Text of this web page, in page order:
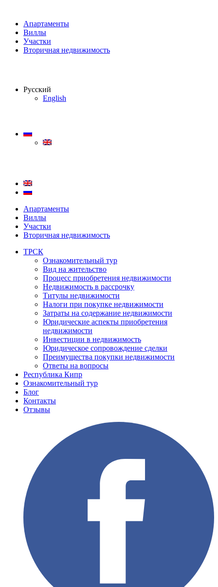
Апартаменты
Виллы
Участки
Вторичная недвижимость
Русский
English
Апартаменты
Виллы
Участки
Вторичная недвижимость
ТРСК
Ознакомительный тур
Вид на жительство
Процесс приобретения недвижимости
Недвижимость в рассрочку
Титулы недвижимости
Налоги при покупке недвижимости
Затраты на содержание недвижимости
Юридические аспекты приобретения
недвижимости
Инвестиции в недвижимость
Юридическое сопровождение сделки
Преимущества покупки недвижимости
Ответы на вопросы
Республика Кипр
Ознакомительный тур
Блог
Контакты
Отзывы